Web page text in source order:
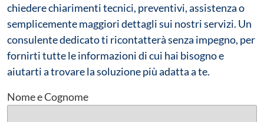
chiedere chiarimenti tecnici, preventivi, assistenza o
semplicemente maggiori dettagli sui nostri servizi. Un
consulente dedicato ti ricontatterà senza impegno, per
fornirti tutte le informazioni di cui hai bisogno e
aiutarti a trovare la soluzione più adatta a te.
Nome e Cognome